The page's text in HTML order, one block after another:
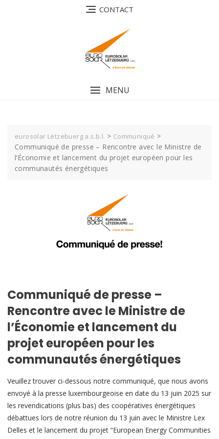
CONTACT
MENU
eurosolar Lëtzebuerg a.s.b.l. > Communiqué >
Communiqué de presse – Rencontre avec le Ministre de
l’Économie et lancement du projet européen pour les
communautés énergétiques
Communiqué de presse –
Rencontre avec le Ministre de
l’Économie et lancement du
projet européen pour les
communautés énergétiques
Veuillez trouver ci-dessous notre communiqué, que nous avons
envoyé à la presse luxembourgeoise en date du 13 juin 2025 sur
les revendications (plus bas) des coopératives énergétiques
débattues lors de notre réunion du 13 juin avec le Ministre Lex
Delles et le lancement du projet “European Energy Communities